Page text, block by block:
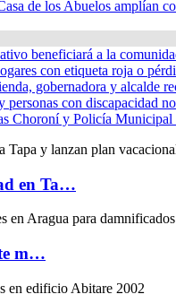
de los Abuelos amplían
beneficiará a la
con etiqueta roja o
gobernadora y alcalde
personas con discapacidad
Choroní y Policía Municipal
en Ta…
m…